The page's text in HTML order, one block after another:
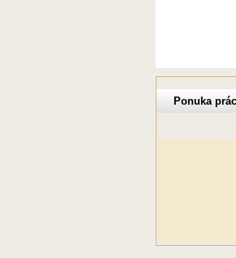
Ponuka